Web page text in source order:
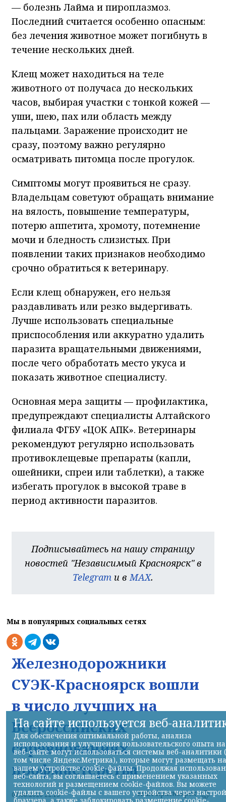
— болезнь Лайма и пироплазмоз.
Последний считается особенно опасным:
без лечения животное может погибнуть в
течение нескольких дней.
Клещ может находиться на теле
животного от получаса до нескольких
часов, выбирая участки с тонкой кожей —
уши, шею, пах или область между
пальцами. Заражение происходит не
сразу, поэтому важно регулярно
осматривать питомца после прогулок.
Симптомы могут проявиться не сразу.
Владельцам советуют обращать внимание
на вялость, повышение температуры,
потерю аппетита, хромоту, потемнение
мочи и бледность слизистых. При
появлении таких признаков необходимо
срочно обратиться к ветеринару.
Если клещ обнаружен, его нельзя
раздавливать или резко выдергивать.
Лучше использовать специальные
приспособления или аккуратно удалить
паразита вращательными движениями,
после чего обработать место укуса и
показать животное специалисту.
Основная мера защиты — профилактика,
предупреждают специалисты Алтайского
филиала ФГБУ «ЦОК АПК». Ветеринары
рекомендуют регулярно использовать
противоклещевые препараты (капли,
ошейники, спреи или таблетки), а также
избегать прогулок в высокой траве в
период активности паразитов.
Подписывайтесь на нашу страницу
новостей "Независимый Красноярск" в
Telegram и вMAX.
Мы в популярных социальных сетях
Железнодорожники
СУЭК-Красноярск вошли
в число лучших на
Всероссийских
соревнованиях
профмастерства
07.08.2026 22:13 НИА-Красноярск
На сайте используется веб-
Для обеспечения оптимальной работы, анализа
использования и улучшения пользовательского опыта на
веб-сайте могут использоваться системы веб-аналитики
том числе Яндекс.Метрика), которые могут размещать на
вашем устройстве cookie-файлы. Продолжая
веб-сайта, вы соглашаетесь с применением указанных
технологий и размещением cookie-файлов. Вы можете
удалить cookie-файлы с вашего устройства через